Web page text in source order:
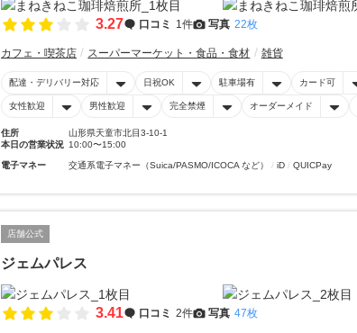
3.27 口コミ 1件 写真 22枚
カフェ・喫茶店 スーパーマーケット・食品・食材 雑貨
配達・デリバリー対応 日祝OK 駐車場有 カード可
女性歓迎 男性歓迎 完全禁煙 オーダーメイド
住所
山形県天童市北目3-10-1
本日の営業状況 10:00〜15:00
電子マネー 交通系電子マネー（Suica/PASMO/ICOCA など） iD QUICPay
店舗公式
ジェムパレス
3.41 口コミ 2件 写真 47枚